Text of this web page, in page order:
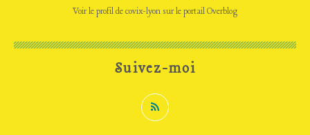
Voir le profil decovix-lyon sur le portail Overblog
Suivez-moi